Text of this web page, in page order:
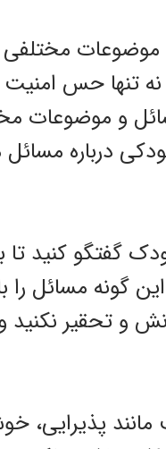
موضوعات
نه تنها حس
و موضوعات
درباره
گفتگو کنید تا
مسائل را با
و تحقیر نکنید
پذیرایی،